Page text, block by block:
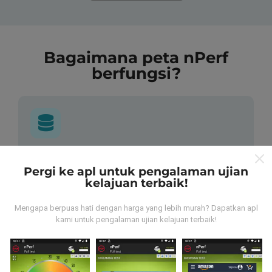
Bagaimana peta nPerf
berfungsi?
Data-data dikumpulkan dari ujian yang telah dilakukan
terus dari lokasi mereka! Sekiranya anda berminat,
jom muat turun app nPerf sekarang juga. Lagi banyak
data yang dapat kami kumpul, lagi mantap peta kami
nanti!
Pergi ke apl untuk pengalaman ujian
kelajuan terbaik!
Mengapa berpuas hati dengan harga yang lebih murah? Dapatkan apl
kami untuk pengalaman ujian kelajuan terbaik!